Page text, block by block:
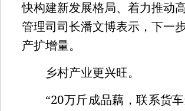
快构建新发展格局、着力推动
管理司司长潘文博表示，下一
产扩增量。
乡村产业更兴旺。
“20万斤成品藕，联系货